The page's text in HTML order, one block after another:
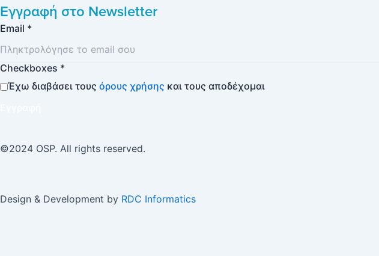
Εγγραφή στο Newsletter
Email *
Checkboxes *
Έχω διαβάσει τους όρους χρήσης και τους αποδέχομαι
©2024 OSP. All rights reserved.
Design & Development by RDC Informatics